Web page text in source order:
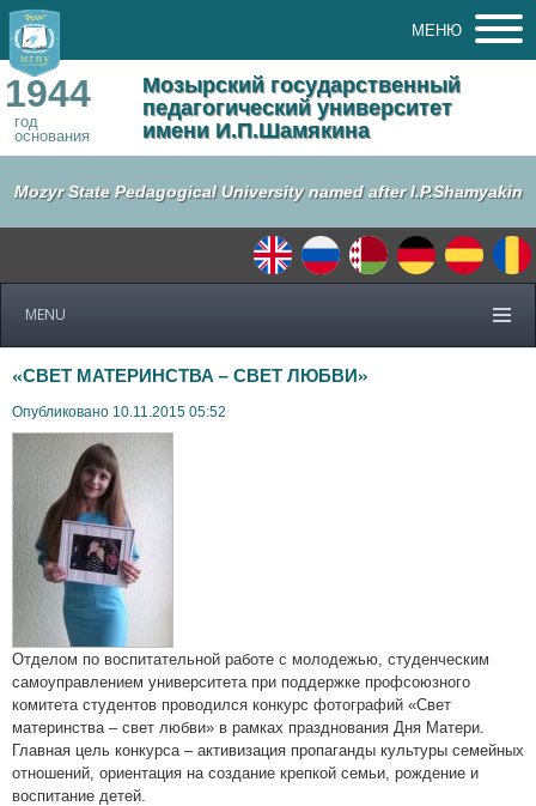
МЕНЮ
1944
год
основания
Мозырский государственный
педагогический университет
имени И.П.Шамякина
Mozyr State Pedagogical University named after I.P.Shamyakin
MENU
«СВЕТ МАТЕРИНСТВА – СВЕТ ЛЮБВИ»
Опубликовано 10.11.2015 05:52
Отделом по воспитательной работе с молодежью, студенческим
самоуправлением университета при поддержке профсоюзного
комитета студентов проводился конкурс фотографий «Свет
материнства – свет любви» в рамках празднования Дня Матери.
Главная цель конкурса – активизация пропаганды культуры семейных
отношений, ориентация на создание крепкой семьи, рождение и
воспитание детей.